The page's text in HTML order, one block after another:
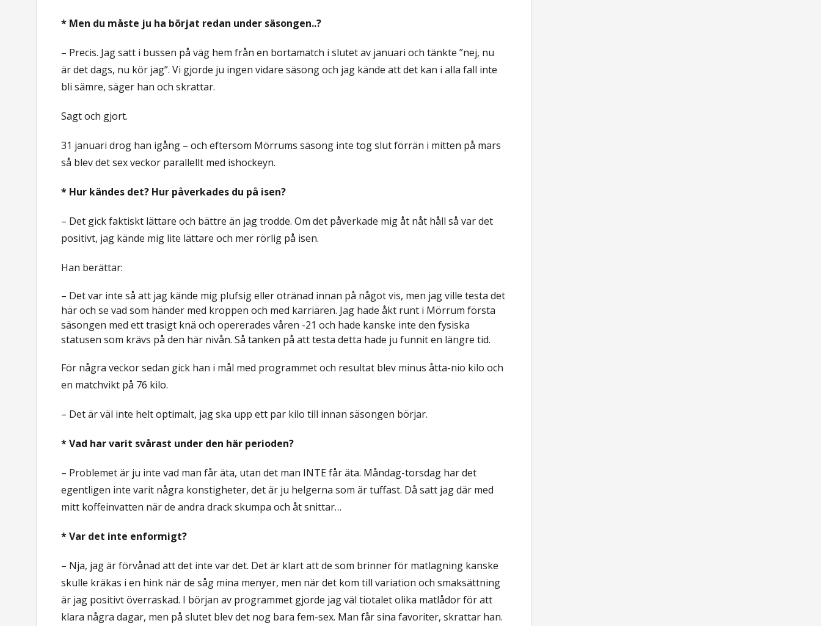
* Men du måste ju ha börjat redan under säsongen..?
– Precis. Jag satt i bussen på väg hem från en bortamatch i slutet av januari och tänkte ”nej, nu
är det dags, nu kör jag”. Vi gjorde ju ingen vidare säsong och jag kände att det kan i alla fall inte
bli sämre, säger han och skrattar.
Sagt och gjort.
31 januari drog han igång – och eftersom Mörrums säsong inte tog slut förrän i mitten på mars
så blev det sex veckor parallellt med ishockeyn.
* Hur kändes det? Hur påverkades du på isen?
– Det gick faktiskt lättare och bättre än jag trodde. Om det påverkade mig åt nåt håll så var det
positivt, jag kände mig lite lättare och mer rörlig på isen.
Han berättar:
– Det var inte så att jag kände mig plufsig eller otränad innan på något vis, men jag ville testa det
här och se vad som händer med kroppen och med karriären. Jag hade åkt runt i Mörrum första
säsongen med ett trasigt knä och opererades våren -21 och hade kanske inte den fysiska
statusen som krävs på den här nivån. Så tanken på att testa detta hade ju funnit en längre tid.
För några veckor sedan gick han i mål med programmet och resultat blev minus åtta-nio kilo och
en matchvikt på 76 kilo.
– Det är väl inte helt optimalt, jag ska upp ett par kilo till innan säsongen börjar.
* Vad har varit svårast under den här perioden?
– Problemet är ju inte vad man får äta, utan det man INTE får äta. Måndag-torsdag har det
egentligen inte varit några konstigheter, det är ju helgerna som är tuffast. Då satt jag där med
mitt koffeinvatten när de andra drack skumpa och åt snittar…
* Var det inte enformigt?
– Nja, jag är förvånad att det inte var det. Det är klart att de som brinner för matlagning kanske
skulle kräkas i en hink när de såg mina menyer, men när det kom till variation och smaksättning
är jag positivt överraskad. I början av programmet gjorde jag väl tiotalet olika matlådor för att
klara några dagar, men på slutet blev det nog bara fem-sex. Man får sina favoriter, skrattar han.